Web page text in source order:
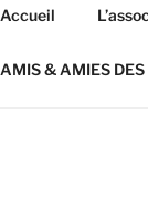
Accueil
AMIS & AMIES